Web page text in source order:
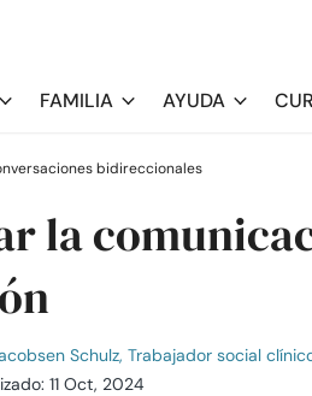
FAMILIA AYUDA
bidireccionales
la
Schulz, Trabajador social
11 Oct, 2024